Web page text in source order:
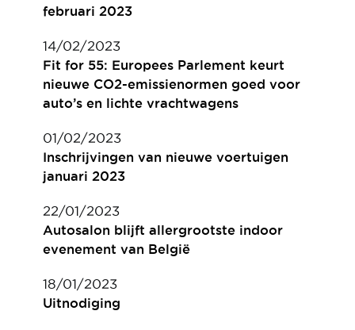
februari 2023
14/02/2023
Fit for 55: Europees Parlement keurt
nieuwe CO2-emissienormen goed voor
auto’s en lichte vrachtwagens
01/02/2023
Inschrijvingen van nieuwe voertuigen
januari 2023
22/01/2023
Autosalon blijft allergrootste indoor
evenement van België
18/01/2023
Uitnodiging